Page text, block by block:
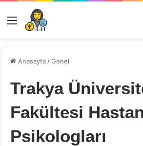
Menü
Anasayfa /Genel
Trakya
Fakültesi
Psikologları